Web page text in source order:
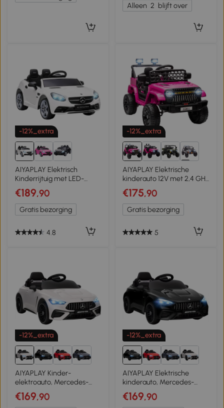
Alleen 2 blijft over
-12%_extra
AIYAPLAY Elektrisch
Kinderrijtuig met LED-
Koplampen,
Veiligheidsgordel, Toeter,
Muziek, 3 tot 5 km/u, Wit,
107 x 62,5 x 44cm
€189,90
Gratis bezorging
4.8
-12%_extra
4+
AIYAPLAY Elektrische
kinderauto 12V met 2,4 GHz
afstandsbediening, 2
motoren, claxon, LED,
muziek voor 3-8 jaar Roze
€175,90
Gratis bezorging
5
-12%_extra
AIYAPLAY Kinder-
elektroauto, Mercedes-
Design, 12V Motoren,
afstandsbediening, LED-
€169,90
-12%_extra
AIYAPLAY Elektrische
kinderauto, Mercedes-
Design, 12V-motoren,
afstandsbediening, LED-
€169,90